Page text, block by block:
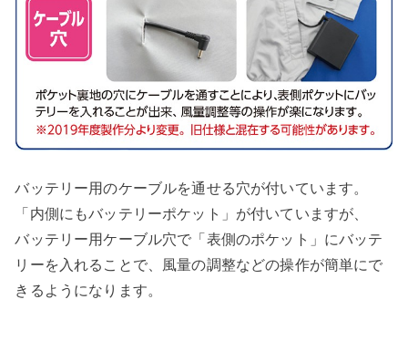
バッテリー用のケーブルを通せる穴が付いています。
「内側にもバッテリーポケット」が付いていますが、
バッテリー用ケーブル穴で「表側のポケット」にバッテ
リーを入れることで、風量の調整などの操作が簡単にで
きるようになります。